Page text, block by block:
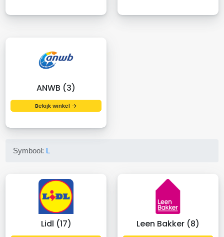
ANWB (3)
Bekijk winkel →
Symbool: L
Lidl (17) Leen Bakker (8)